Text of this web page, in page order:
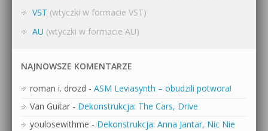
VST (wtyczki w formacie VST)
AU (wtyczki w formacie AU)
NAJNOWSZE KOMENTARZE
roman i. drozd - ASM Leviasynth – obudzili potwora!
Van Guitar - Dekonstrukcja: The Cars, Drive
youlosewithme - Dekonstrukcja: Anna Jantar, Nic Nie